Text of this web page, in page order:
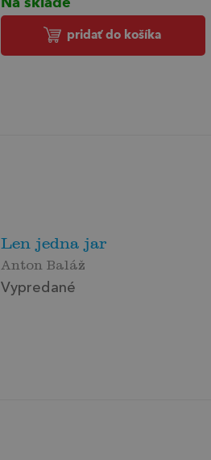
pridať do košíka
Len jedna jar
Anton Baláž
Vypredané